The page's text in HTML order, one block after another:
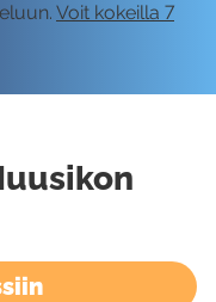
Voit kokeilla 7